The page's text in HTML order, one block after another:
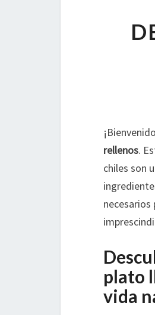
rellenos.
chiles son
necesarios
plato
vida